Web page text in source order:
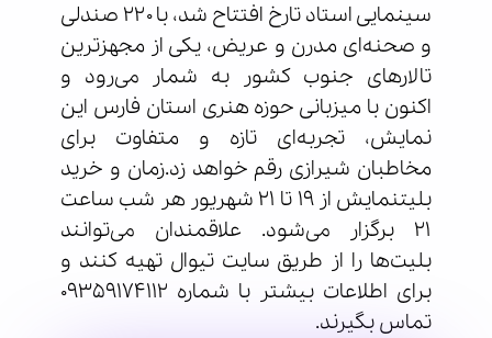
سینمایی استاد تارخ افتتاح شد، با ۲۲۰ صندلی
و صحنه‌ای مدرن و عریض، یکی از مجهزترین
تالارهای جنوب کشور به شمار می‌رود و
اکنون با میزبانی حوزه هنری استان فارس این
نمایش، تجربه‌ای تازه و متفاوت برای
مخاطبان شیرازی رقم خواهد زد.زمان و خرید
بلیتنمایش از ۱۹ تا ۲۱ شهریور هر شب ساعت
۲۱ برگزار می‌شود. علاقمندان می‌توانند
بلیت‌ها را از طریق سایت تیوال تهیه کنند و
برای اطلاعات بیشتر با شماره 09359174112
تماس بگیرند.